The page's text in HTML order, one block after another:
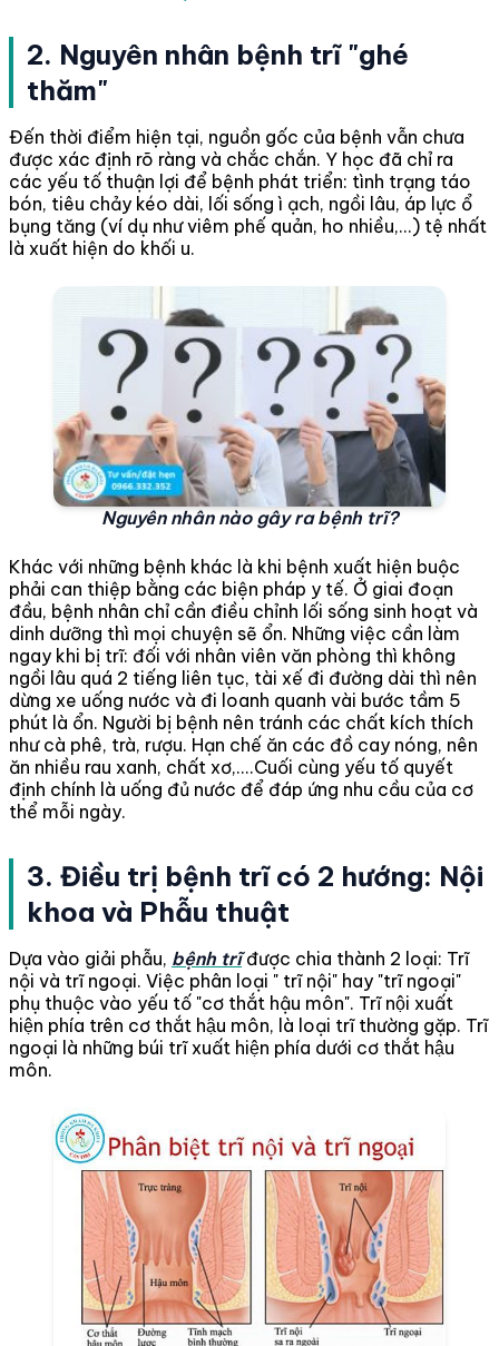
2. Nguyên nhân bệnh trĩ "ghé
thăm"
Đến thời điểm hiện tại, nguồn gốc của bệnh vẫn chưa
được xác định rõ ràng và chắc chắn. Y học đã chỉ ra
các yếu tố thuận lợi để bệnh phát triển: tình trạng táo
bón, tiêu chảy kéo dài, lối sống ì ạch, ngồi lâu, áp lực ổ
bụng tăng (ví dụ như viêm phế quản, ho nhiều,...) tệ nhất
là xuất hiện do khối u.
Nguyên nhân nào gây ra bệnh trĩ?
Khác với những bệnh khác là khi bệnh xuất hiện buộc
phải can thiệp bằng các biện pháp y tế. Ở giai đoạn
đầu, bệnh nhân chỉ cần điều chỉnh lối sống sinh hoạt và
dinh dưỡng thì mọi chuyện sẽ ổn. Những việc cần làm
ngay khi bị trĩ: đối với nhân viên văn phòng thì không
ngồi lâu quá 2 tiếng liên tục, tài xế đi đường dài thì nên
dừng xe uống nước và đi loanh quanh vài bước tầm 5
phút là ổn. Người bị bệnh nên tránh các chất kích thích
như cà phê, trà, rượu. Hạn chế ăn các đồ cay nóng, nên
ăn nhiều rau xanh, chất xơ,....Cuối cùng yếu tố quyết
định chính là uống đủ nước để đáp ứng nhu cầu của cơ
thể mỗi ngày.
3. Điều trị bệnh trĩ có 2 hướng: Nội
khoa và Phẫu thuật
Dựa vào giải phẫu, bệnh trĩđược chia thành 2 loại: Trĩ
nội và trĩ ngoại. Việc phân loại " trĩ nội" hay "trĩ ngoại"
phụ thuộc vào yếu tố "cơ thắt hậu môn". Trĩ nội xuất
hiện phía trên cơ thắt hậu môn, là loại trĩ thường gặp. Trĩ
ngoại là những búi trĩ xuất hiện phía dưới cơ thắt hậu
môn.